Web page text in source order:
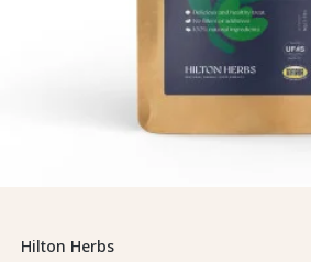
Hilton Herbs